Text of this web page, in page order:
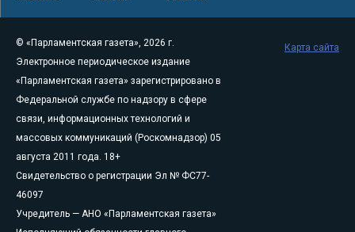
© «Парламентская газета», 2026 г.
Электронное периодическое издание
«Парламентская газета» зарегистрировано в
Федеральной службе по надзору в сфере
связи, информационных технологий и
массовых коммуникаций (Роскомнадзор) 05
августа 2011 года. 18+
Свидетельство о регистрации Эл № ФС77-
46097
Учредитель — АНО «Парламентская газета»
Карта сайта